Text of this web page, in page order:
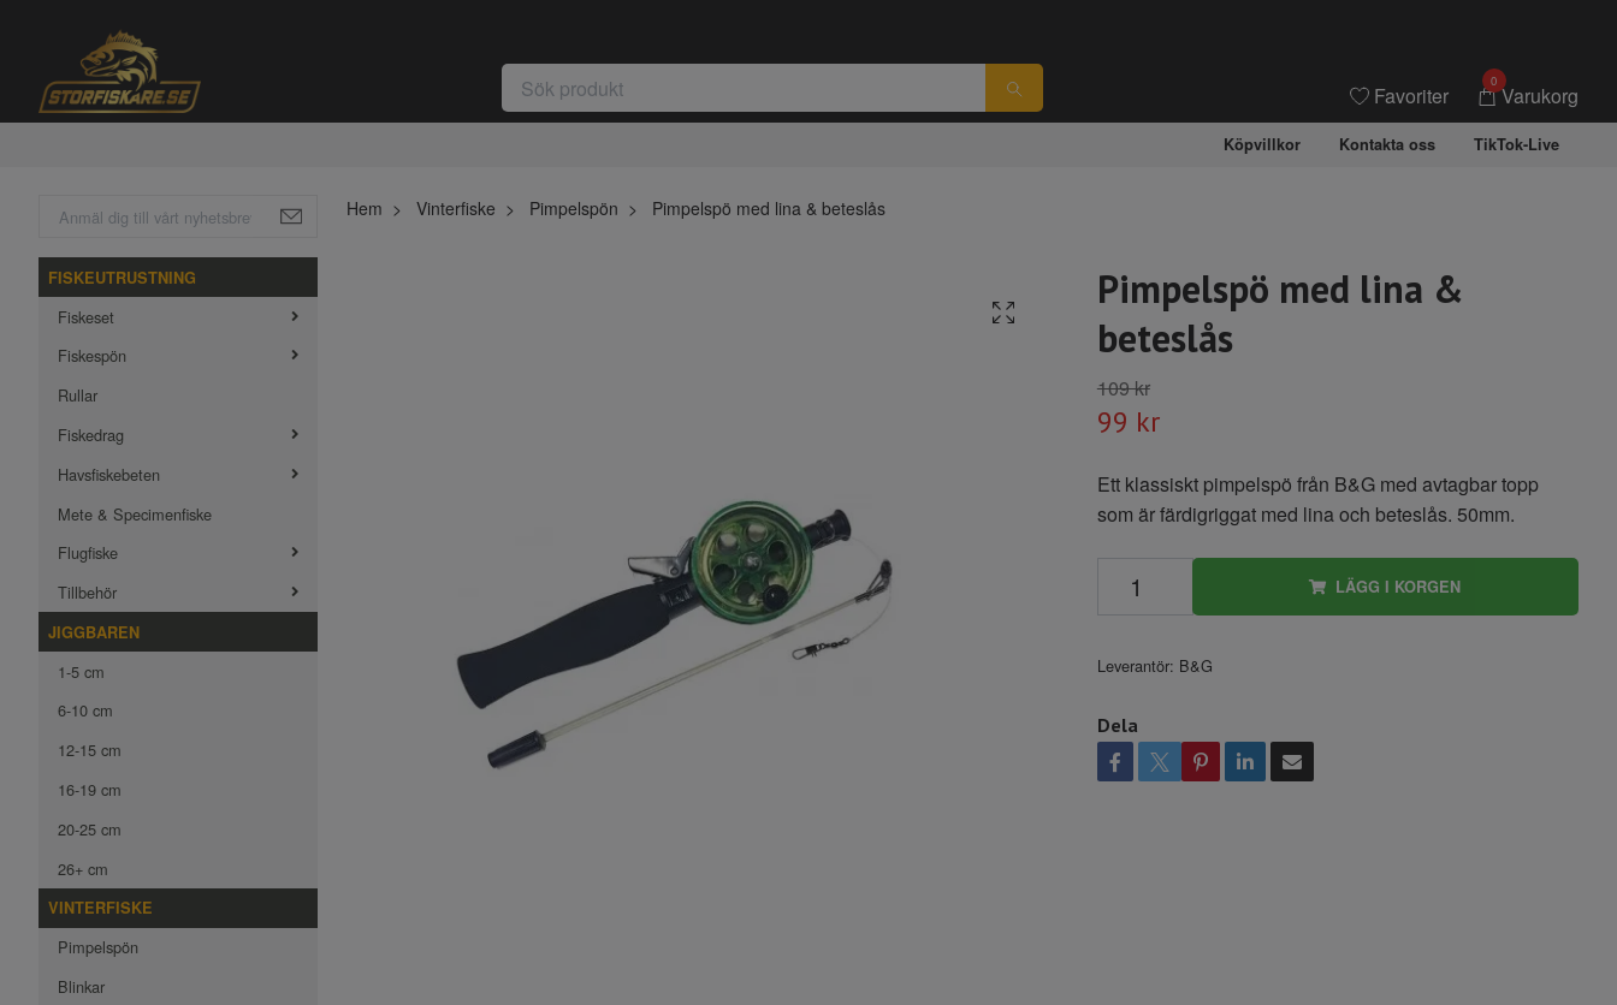
Favoriter
0
Varukorg
Köpvillkor Kontakta oss TikTok-Live
FISKEUTRUSTNING
Fiskeset
Fiskespön
Rullar
Fiskedrag
Havsfiskebeten
Mete & Specimenfiske
Flugfiske
Tillbehör
JIGGBAREN
1-5 cm
6-10 cm
12-15 cm
16-19 cm
20-25 cm
26+ cm
VINTERFISKE
Pimpelspön
Blinkar
Hem Vinterfiske Pimpelspön Pimpelspö med lina & beteslås
Pimpelspö med lina &
beteslås
109 kr
99 kr
Ett klassiskt pimpelspö från B&G med avtagbar topp
som är färdigriggat med lina och beteslås. 50mm.
LÄGG I KORGEN
Leverantör: B&G
Dela